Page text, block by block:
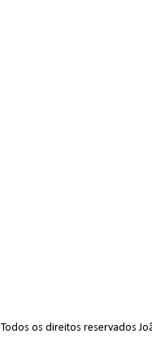
Todos os direitos reservados